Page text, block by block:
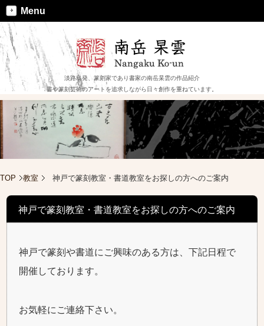
淡路島発、篆刻家であり書家の南岳杲雲の作品紹介
書や篆刻芸術のアートを追求しながら日々創作を重ねています。
Menu
TOP 教室 神戸で篆刻教室・書道教室をお探しの方へのご案内
神戸で篆刻教室・書道教室をお探しの方へのご案内
神戸で篆刻や書道にご興味のある方は、下記日程で
開催しております。
お気軽にご連絡下さい。